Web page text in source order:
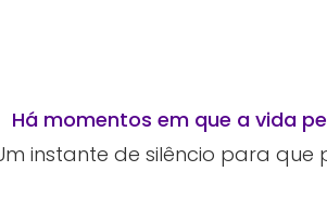
Há momentos em que a vida
instante de silêncio para que